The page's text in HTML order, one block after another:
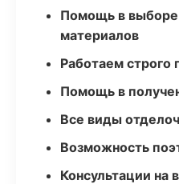
Помощь в выборе
материалов
Работаем строго
Помощь в
Все виды
Возможность
Консультации на